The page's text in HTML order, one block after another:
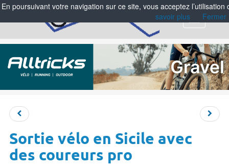
Menu
Sortie vélo en Sicile avec
des coureurs pro
En poursuivant votre navigation sur ce site, vous acceptez
savoir plus
Fermer